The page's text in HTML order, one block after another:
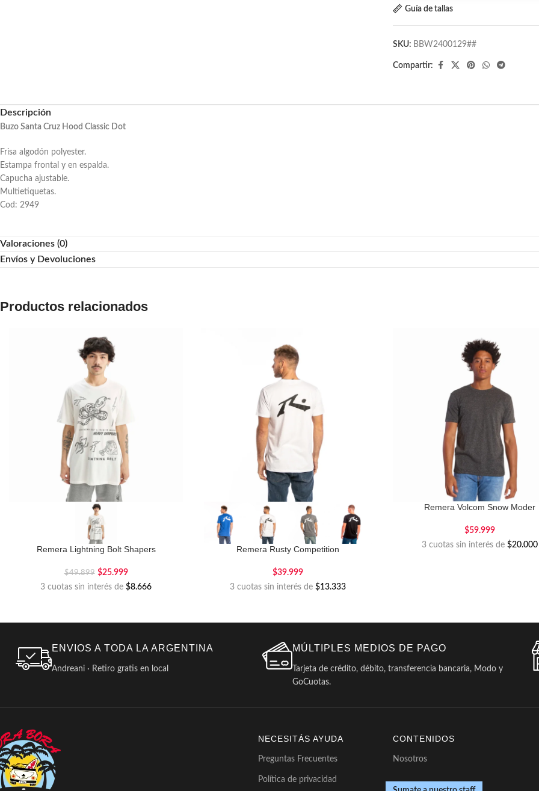
Guía de tallas
SKU: BBW2400129##
Compartir:
Descripción
Buzo Santa Cruz Hood Classic Dot
Frisa algodón polyester.
Estampa frontal y en espalda.
Capucha ajustable.
Multietiquetas.
Cod: 2949
Valoraciones (0)
Envíos y Devoluciones
Productos relacionados
Remera Lightning Bolt Shapers
$49.899 $25.999
3 cuotas sin interés de$8.666
Remera Rusty Competition
$39.999
3 cuotas sin interés de$13.333
Remera Volcom Snow Moder
$59.999
3 cuotas sin interés de$20.000
ENVIOS A TODA LA ARGENTINA
Andreani · Retiro gratis en local
MÚLTIPLES MEDIOS DE PAGO
Tarjeta de crédito, débito, transferencia bancaria, Modo y
GoCuotas.
NECESITÁS AYUDA
Preguntas Frecuentes
Política de privacidad
CONTENIDOS
Nosotros